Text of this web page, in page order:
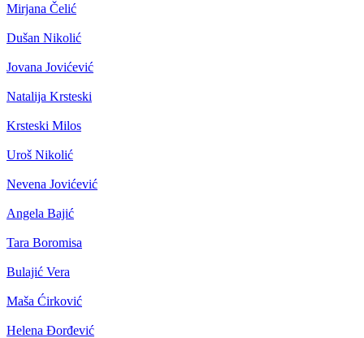
Mirjana Čelić
Dušan Nikolić
Jovana Jovićević
Natalija Krsteski
Krsteski Milos
Uroš Nikolić
Nevena Jovićević
Angela Bajić
Tara Boromisa
Bulajić Vera
Maša Ćirković
Helena Đorđević